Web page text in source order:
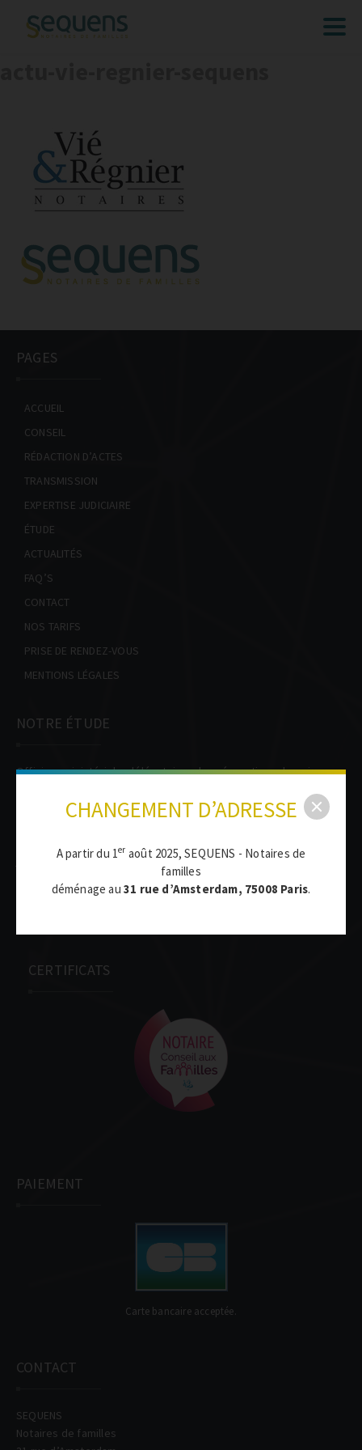
CONSEIL
RÉDACTION D’ACTES
EXPERTISE JUDICIAIRE
ÉTUDE
CONTACT
NOS TARIFS
PAGES
ACCUEIL
CONSEIL
RÉDACTION D’ACTES
TRANSMISSION
EXPERTISE JUDICIAIRE
ÉTUDE
ACTUALITÉS
FAQ’S
CONTACT
NOS TARIFS
PRISE DE RENDEZ-VOUS
MENTIONS LÉGALES
NOTRE ÉTUDE
Officiers ministériels, délégataires de prérogatives de puissance
rédigeons.
Conseillers tenus au secret professionnel, nous mettons nos
juridiques et fiscaux liés à vos biens immobiliers, votre vie
familiale ou professionnelle et l’organisation de votre patrimoine.
Experts du Droit, nous vous accompagnons dans tous les
CERTIFICATS
PAIEMENT
Carte bancaire acceptée.
CONTACT
SEQUENS
Notaires de familles
CHANGEMENT D’ADRESSE
A partir du 1er août 2025, SEQUENS - Notaires de
familles
déménage au 31 rue d’Amsterdam, 75008 Paris.